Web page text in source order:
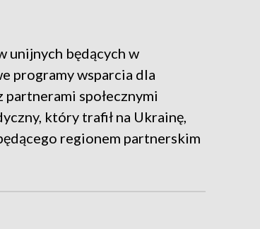
unijnych będących w
programy wsparcia dla
społecznymi
który trafił na Ukrainę,
regionem partnerskim